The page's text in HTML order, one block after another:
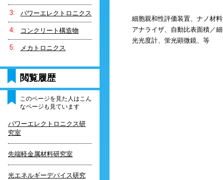
パワーエレクトロニクス
コンクリート構造物
メカトロニクス
閲覧履歴
このページを見た人はこん
なページも見ています
パワーエレクトロニクス研
究室
先端軽金属材料研究室
光エネルギーデバイス研究
細胞親和性評価装置、ナノ材
アナライザ、自動比表面積／
光光度計、蛍光顕微鏡、等